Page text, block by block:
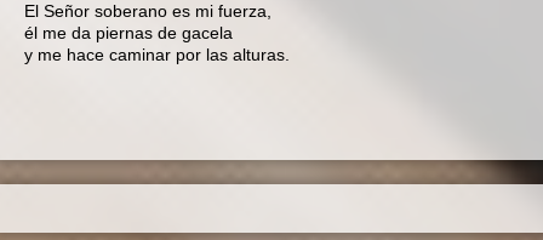
El Señor soberano es mi fuerza,
él me da piernas de gacela
y me hace caminar por las alturas.